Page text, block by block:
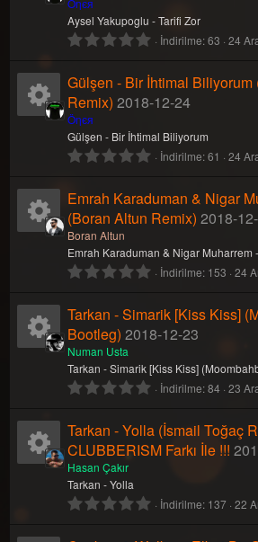
n
i
o
n
r
)
n
k
i
o
n
l
d
(
l
r
)
K
y
n
k
i
o
n
Öηєя
Aysel Yakupoglu - Tarifi Zor
0
0
0
y
l
d
(
l
r
)
İndirilme 63 24
K
y
n
k
i
o
n
Gülşen - Bir İhtimal Biliyorum
Remix) 2018-12-24
Öηєя
Gülşen - Bir İhtimal Biliyorum
0
0
y
l
d
(
l
r
)
İndirilme 61 24
K
y
n
k
i
Emrah Karaduman & Nigar
(Boran Altun Remix) 2018-
Boran Altun
Emrah Karaduman & Nigar Muharrem
0
0
y
l
d
(
l
)
İndirilme 153 24
K
y
n
Tarkan - Simarik [Kiss Kiss]
Bootleg) 2018-12-23
Numan Usta
Tarkan - Simarik [Kiss Kiss]
0
0
y
d
İndirilme 84 23
K
Tarkan - Yolla (İsmail Toğaç
CLUBBERISM Farkı İle !!!
Hasan Çakır
Tarkan - Yolla
0 İndirilme 137 22